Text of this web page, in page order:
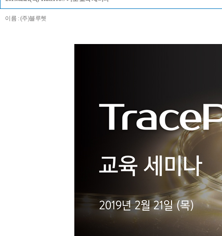
이름 : (주)블루헷